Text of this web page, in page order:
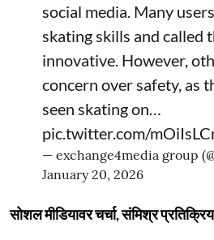
social media. Many
skating skills and called
innovative. However,
concern over safety, as
seen skating on…
pic.twitter.com/
— exchange4media group
January 20, 2026
सोशल मीडियावर चर्चा, संमिश्र